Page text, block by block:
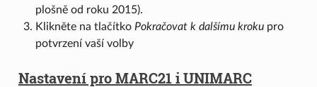
plošně od roku 2015).
Klikněte na tlačítko Pokračovat k dalšímu krokupro
potvrzení vaší volby
Nastavení pro MARC21 i UNIMARC